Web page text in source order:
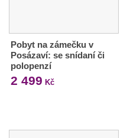
Pobyt na zámečku v
Posázaví: se snídaní či
polopenzí
2 499 Kč